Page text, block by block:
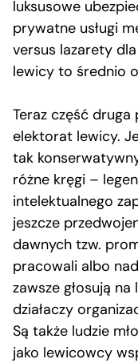
luksusowe
prywatne usługi
versus lazarety
lewicy to średnio
Teraz część
elektorat lewicy.
tak
różne kręgi –
intelektualnego
jeszcze
dawnych tzw.
pracowali albo
zawsze głosują
działaczy
Są także ludzie
jako lewicowcy